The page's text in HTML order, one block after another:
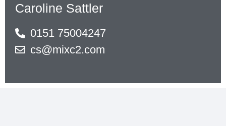
Caroline Sattler
0151 75004247
cs@mixc2.com